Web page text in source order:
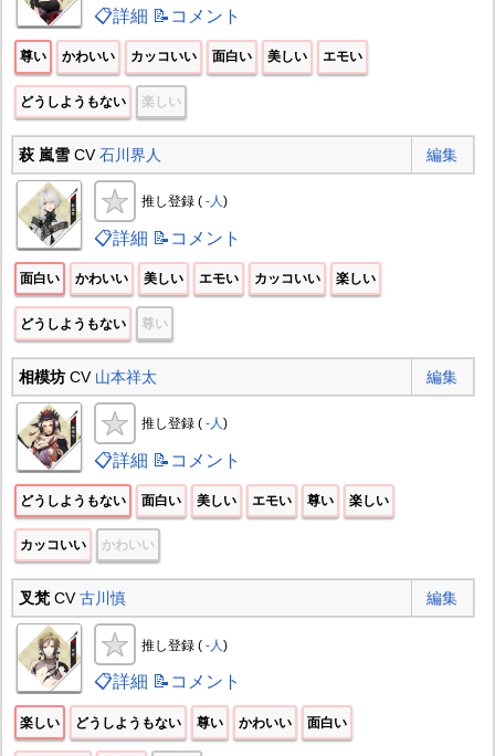
📋詳細 📝コメント
尊い かわいい カッコいい 面白い 美しい エモい
どうしようもない 楽しい
萩 嵐雪CV石川界人 編集
推し登録 ( -人)
📋詳細 📝コメント
面白い かわいい 美しい エモい カッコいい 楽しい
どうしようもない 尊い
相模坊CV 山本祥太 編集
推し登録 ( -人)
📋詳細 📝コメント
どうしようもない 面白い 美しい エモい 尊い 楽しい
カッコいい かわいい
叉梵CV古川慎 編集
推し登録 ( -人 )
📋詳細 📝コメント
楽しい どうしようもない 尊い かわいい 面白い